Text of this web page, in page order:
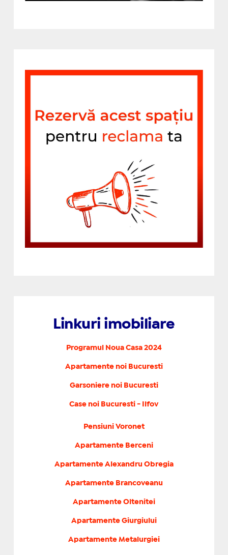
Linkuri imobiliare
Programul Noua Casa 2024
Apartamente noi Bucuresti
Garsoniere noi Bucuresti
Case noi Bucuresti - Ilfov
Pensiuni Voronet
Apartamente Berceni
Apartamente Alexandru Obregia
Apartamente Brancoveanu
Apartamente Oltenitei
Apartamente Giurgiului
Apartamente Metalurgiei